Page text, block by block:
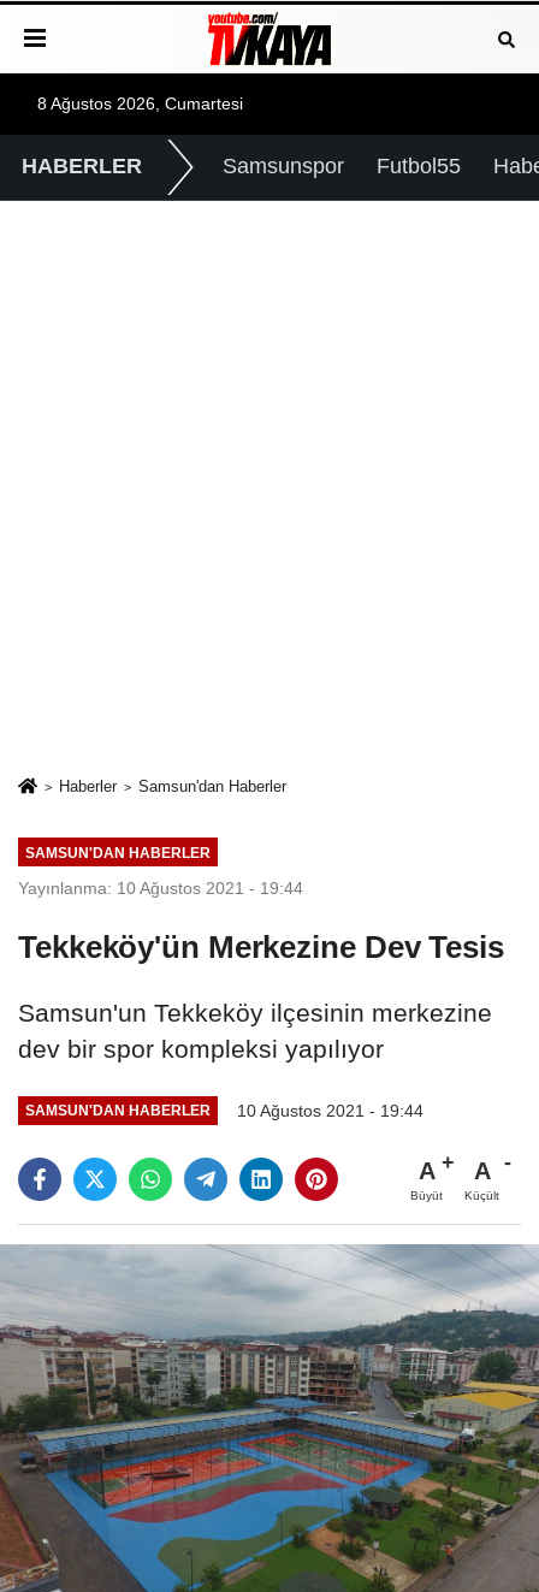
8 Ağustos 2026, Cumartesi
HABERLER Samsunspor Futbol55
Haberler Samsun'dan Haberler
SAMSUN'DAN HABERLER
Yayınlanma: 10 Ağustos 2021 - 19:44
Tekkeköy'ün Merkezine Dev Tesis
Samsun'un Tekkeköy ilçesinin merkezine
dev bir spor kompleksi yapılıyor
SAMSUN'DAN HABERLER 10 Ağustos 2021 - 19:44
A
Büyüt
A
Küçült